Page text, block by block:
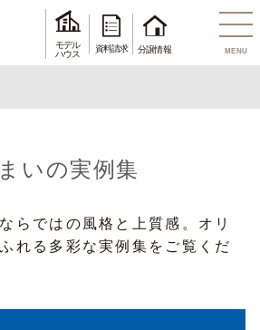
モデル
ハウス
資料請求 分譲情報 MENU
いの実例集
らではの風格と上質感。オリ
れる多彩な実例集をご覧くだ